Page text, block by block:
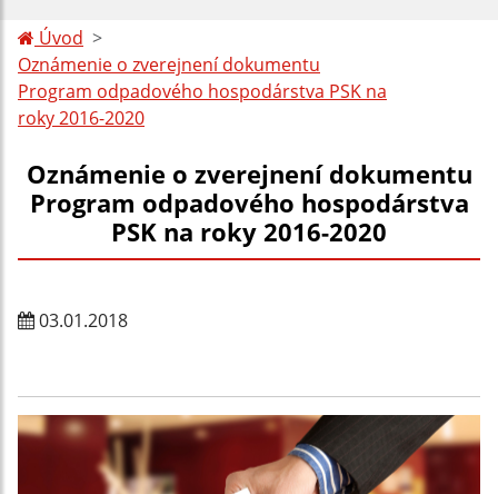
Úvod
Oznámenie o zverejnení dokumentu
Program odpadového hospodárstva PSK na
roky 2016-2020
Oznámenie o zverejnení dokumentu
Program odpadového hospodárstva
PSK na roky 2016-2020
03.01.2018